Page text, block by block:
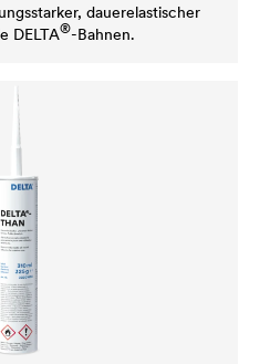
dauerelastischer
DELTA®-Bahnen.